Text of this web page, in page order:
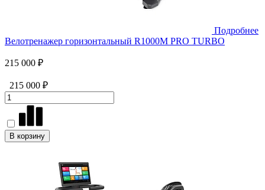
Подробнее
Велотренажер горизонтальный R1000M PRO TURBO
215 000 ₽
215 000 ₽
В корзину